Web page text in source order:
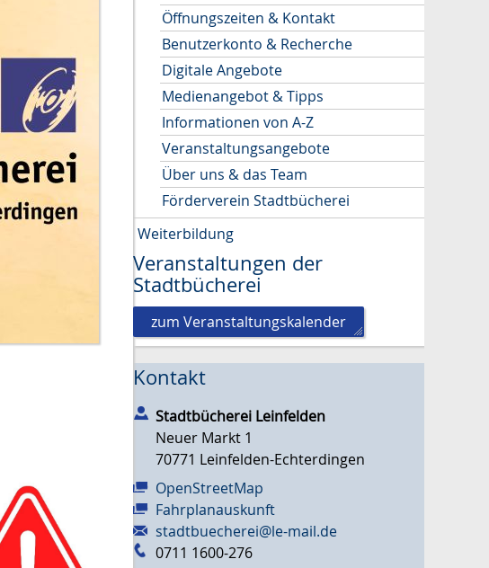
Öffnungszeiten & Kontakt
Benutzerkonto & Recherche
Digitale Angebote
Medienangebot & Tipps
Informationen von A-Z
Veranstaltungsangebote
Über uns & das Team
Förderverein Stadtbücherei
Weiterbildung
Veranstaltungen der
Stadtbücherei
zum Veranstaltungskalender
Kontakt
Stadtbücherei Leinfelden
Neuer Markt 1
70771 Leinfelden-Echterdingen
OpenStreetMap
Fahrplanauskunft
stadtbuecherei@le-mail.de
0711 1600-276